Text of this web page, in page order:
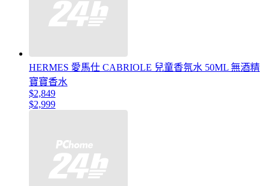
HERMES 愛馬仕 CABRIOLE 兒童香氛水 50ML 無酒精
寶寶香水
$2,849
$2,999